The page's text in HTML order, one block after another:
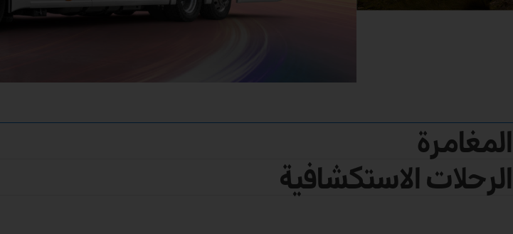
المغامرة
الرحلات الاستكشافية